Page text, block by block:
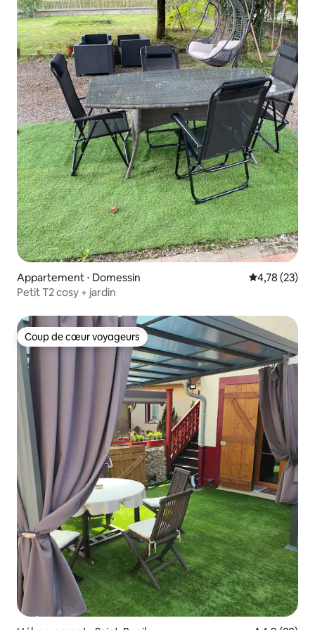
Appartement ⋅ Domessin Évaluation
4,78 (23)
Petit T2 cosy + jardin
Coup de cœur voyageurs
Coup de cœur voyageurs